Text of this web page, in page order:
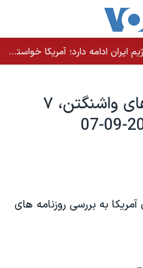
آمریکا خواستار بهبود روابط بلندمدت است
مروری بر روزنامه های واشنگتن، ٧
به بررسی روزنامه های